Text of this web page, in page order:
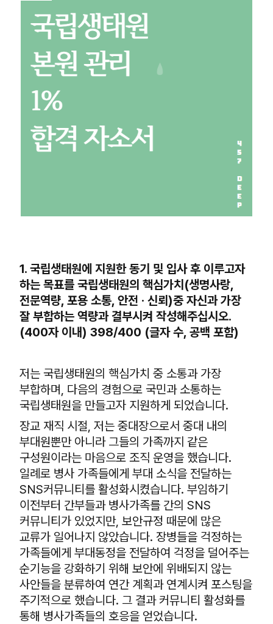
1. 국립생태원에 지원한 동기 및 입사 후 이루고자
하는 목표를 국립생태원의 핵심가치(생명사랑,
전문역량, 포용 소통, 안전 · 신뢰)중 자신과 가장
잘 부합하는 역량과 결부시켜 작성해주십시오.
(400자 이내) 398/400 (글자 수, 공백 포함)
저는 국립생태원의 핵심가치 중 소통과 가장
부합하며, 다음의 경험으로 국민과 소통하는
국립생태원을 만들고자 지원하게 되었습니다.
장교 재직 시절, 저는 중대장으로서 중대 내의
부대원뿐만 아니라 그들의 가족까지 같은
구성원이라는 마음으로 조직 운영을 했습니다.
일례로 병사 가족들에게 부대 소식을 전달하는
SNS커뮤니티를 활성화시켰습니다. 부임하기
이전부터 간부들과 병사가족를 간의 SNS
커뮤니티가 있었지만, 보안규정 때문에 많은
교류가 일어나지 않았습니다. 장병들을 걱정하는
가족들에게 부대동정을 전달하여 걱정을 덜어주는
순기능을 강화하기 위해 보안에 위배되지 않는
사안들을 분류하여 연간 계획과 연계시켜 포스팅을
주기적으로 했습니다. 그 결과 커뮤니티 활성화를
통해 병사가족들의 호응을 얻었습니다.